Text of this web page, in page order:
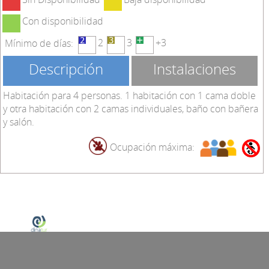
Con disponibilidad
Mínimo de días:
2 3 +3
Descripción Instalaciones
Habitación para 4 personas. 1 habitación con 1 cama doble
y otra habitación con 2 camas individuales, baño con bañera
y salón.
Ocupación máxima: